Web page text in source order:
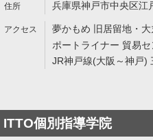
兵庫県神戸市中央区江
夢かもめ 旧居留地・
ポートライナー 貿易
JR神戸線(大阪～神戸)
ITTO個別指導学院